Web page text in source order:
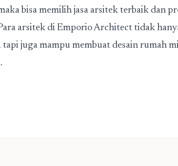
bisa memilih jasa arsitek terbaik dan
arsitek di Emporio Architect tidak
tapi juga mampu membuat desain rumah